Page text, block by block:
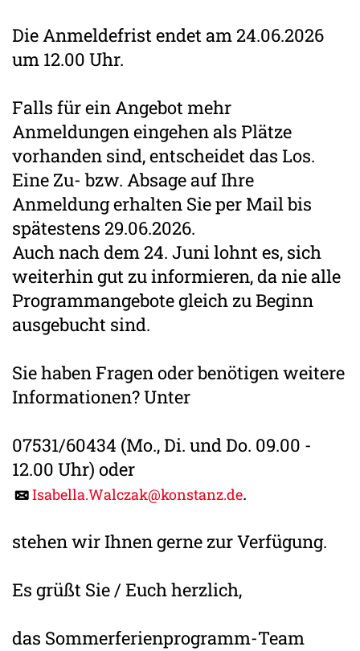
Die Anmeldefrist endet am 24.06.2026
um 12.00 Uhr.
Falls für ein Angebot mehr
Anmeldungen eingehen als Plätze
vorhanden sind, entscheidet das Los.
Eine Zu- bzw. Absage auf Ihre
Anmeldung erhalten Sie per Mail bis
spätestens 29.06.2026.
Auch nach dem 24. Juni lohnt es, sich
weiterhin gut zu informieren, da nie alle
Programmangebote gleich zu Beginn
ausgebucht sind.
Sie haben Fragen oder benötigen weitere
Informationen? Unter
07531/60434 (Mo., Di. und Do. 09.00 -
12.00 Uhr) oder
Isabella.Walczak@konstanz.de.
stehen wir Ihnen gerne zur Verfügung.
Es grüßt Sie / Euch herzlich,
das Sommerferienprogramm-Team